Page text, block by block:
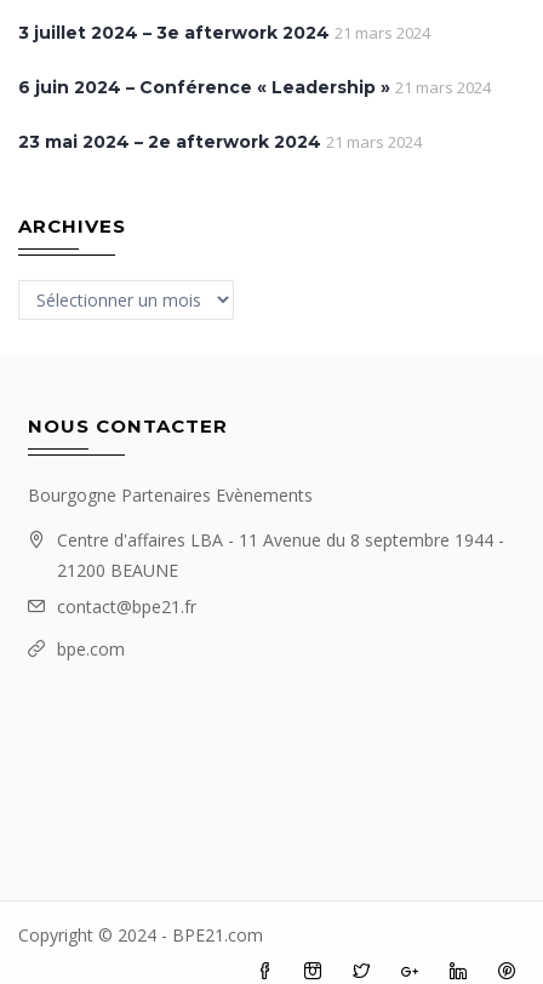
3 juillet 2024 – 3e afterwork 2024 21 mars 2024
6 juin 2024 – Conférence « Leadership » 21 mars 2024
23 mai 2024 – 2e afterwork 2024 21 mars 2024
ARCHIVES
Archives
NOUS CONTACTER
Bourgogne Partenaires Evènements
Centre d'affaires LBA - 11 Avenue du 8 septembre 1944 -
21200 BEAUNE
contact@bpe21.fr
bpe.com
Copyright © 2024 - BPE21.com